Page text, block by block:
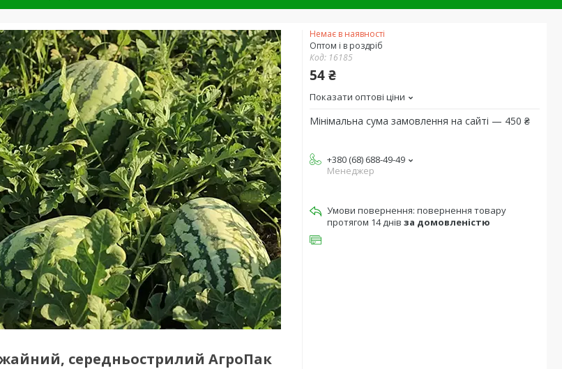
середньострилий АгроПак
Немає в наявності
Оптом і в роздріб
Код: 16185
54 ₴
Показати оптові ціни
Мінімальна сума замовлення на сайті — 450 ₴
+380 (68) 688-49-49
Менеджер
повернення товару
протягом 14 днів за домовленістю